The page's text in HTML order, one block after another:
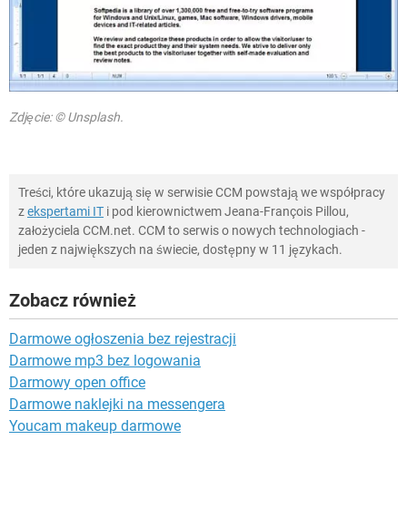
Zdjęcie: © Unsplash.
Treści, które ukazują się w serwisie CCM powstają we współpracy
zekspertami IT i pod kierownictwem Jeana-François Pillou,
założyciela CCM.net. CCM to serwis o nowych technologiach -
jeden z największych na świecie, dostępny w 11 językach.
Zobacz również
Darmowe ogłoszenia bez rejestracji
Darmowe mp3 bez logowania
Darmowy open office
Darmowe naklejki na messengera
Youcam makeup darmowe